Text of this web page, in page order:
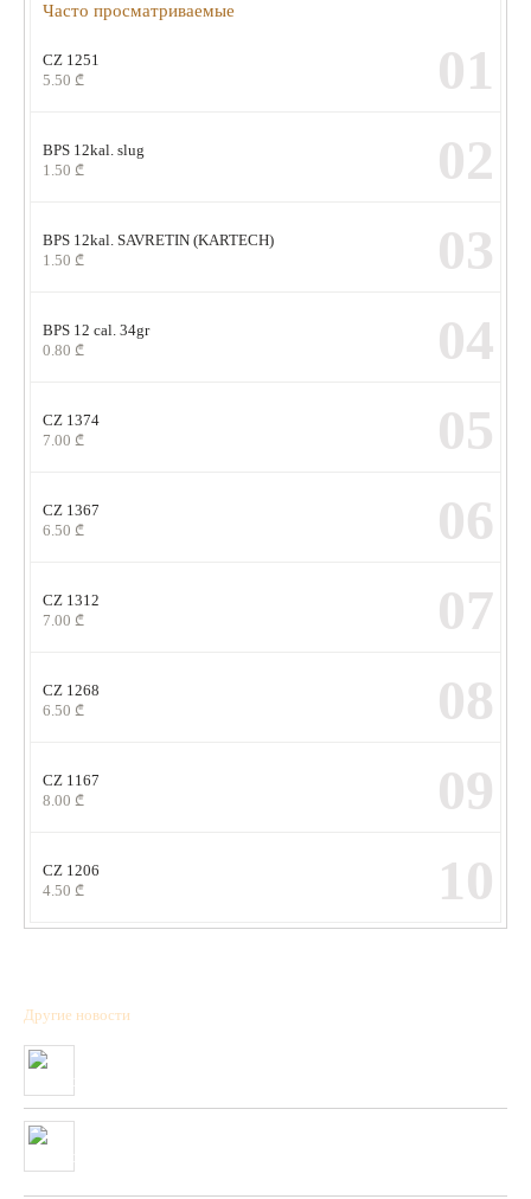
Часто просматриваемые
CZ 1251
5.50 ₾ 01
BPS 12kal. slug
1.50 ₾ 02
BPS 12kal. SAVRETIN (KARTECH)
1.50 ₾ 03
BPS 12 cal. 34gr
0.80 ₾ 04
CZ 1374
7.00 ₾ 05
CZ 1367
6.50 ₾ 06
CZ 1312
7.00 ₾ 07
CZ 1268
6.50 ₾ 08
CZ 1167
8.00 ₾ 09
CZ 1206
4.50 ₾ 10
Другие новости